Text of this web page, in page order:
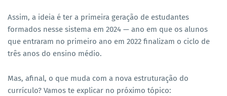
Assim, a ideia é ter a primeira geração de estudantes
formados nesse sistema em 2024 — ano em que os alunos
que entraram no primeiro ano em 2022 finalizam o ciclo de
três anos do ensino médio.
Mas, afinal, o que muda com a nova estruturação do
currículo? Vamos te explicar no próximo tópico: